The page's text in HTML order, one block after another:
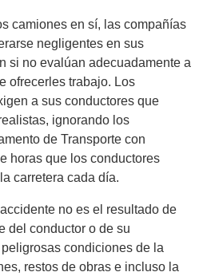
camiones en sí, las compañías
negligentes en sus
si no evalúan adecuadamente a
ofrecerles trabajo. Los
a sus conductores que
ignorando los
de Transporte con
horas que los conductores
carretera cada día.
no es el resultado de
del conductor o de su
condiciones de la
restos de obras e incluso la